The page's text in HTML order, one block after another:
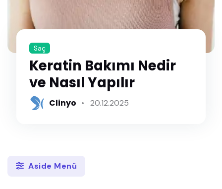
Saç
Keratin Bakımı Nedir
ve Nasıl Yapılır
Clinyo 20.12.2025
Aside Menü